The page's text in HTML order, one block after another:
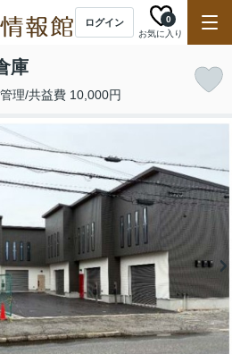
ログイン
お気に入り
0
庫
管理/共益費 10,000円